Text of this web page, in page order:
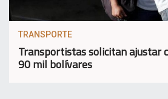
TRANSPORTE
Transportistas solicitan ajustar
90 mil bolívares